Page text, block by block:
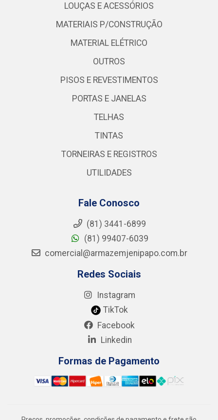
LOUÇAS E ACESSÓRIOS
MATERIAIS P/CONSTRUÇÃO
MATERIAL ELÉTRICO
OUTROS
PISOS E REVESTIMENTOS
PORTAS E JANELAS
TELHAS
TINTAS
TORNEIRAS E REGISTROS
UTILIDADES
Fale Conosco
(81) 3441-6899
(81) 99407-6039
comercial@armazemjenipapo.com.br
Redes Sociais
Instagram
TikTok
Facebook
Linkedin
Formas de Pagamento